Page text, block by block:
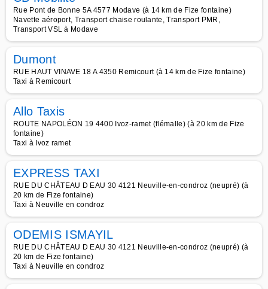
Rue Pont de Bonne 5A 4577 Modave (à 14 km de Fize fontaine)
Navette aéroport, Transport chaise roulante, Transport PMR,
Transport VSL à Modave
Dumont
RUE HAUT VINAVE 18 A 4350 Remicourt (à 14 km de Fize fontaine)
Taxi à Remicourt
Allo Taxis
ROUTE NAPOLÉON 19 4400 Ivoz-ramet (flémalle) (à 20 km de Fize
fontaine)
Taxi à Ivoz ramet
EXPRESS TAXI
RUE DU CHÂTEAU D EAU 30 4121 Neuville-en-condroz (neupré) (à
20 km de Fize fontaine)
Taxi à Neuville en condroz
ODEMIS ISMAYIL
RUE DU CHÂTEAU D EAU 30 4121 Neuville-en-condroz (neupré) (à
20 km de Fize fontaine)
Taxi à Neuville en condroz